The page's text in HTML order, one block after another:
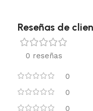
Reseñas de
0 reseñas
0
0
0